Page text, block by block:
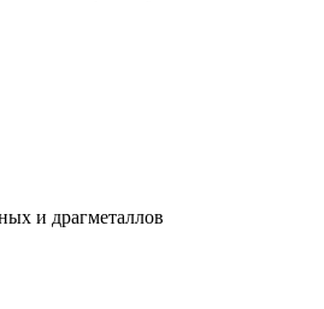
и драгметаллов